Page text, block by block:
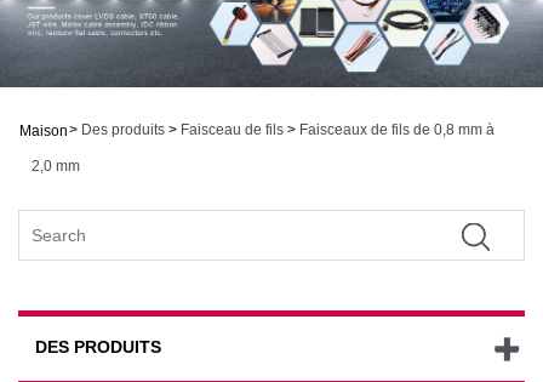
Maison> Des produits > Faisceau de fils > Faisceaux de fils de 0,8 mm à
2,0 mm
DES PRODUITS